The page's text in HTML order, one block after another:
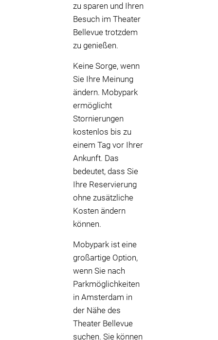
zu sparen und Ihren
Besuch im Theater
Bellevue trotzdem
zu genießen.
Keine Sorge, wenn
Sie Ihre Meinung
ändern. Mobypark
ermöglicht
Stornierungen
kostenlos bis zu
einem Tag vor Ihrer
Ankunft. Das
bedeutet, dass Sie
Ihre Reservierung
ohne zusätzliche
Kosten ändern
können.
Mobypark ist eine
großartige Option,
wenn Sie nach
Parkmöglichkeiten
in Amsterdam in
der Nähe des
Theater Bellevue
suchen. Sie können